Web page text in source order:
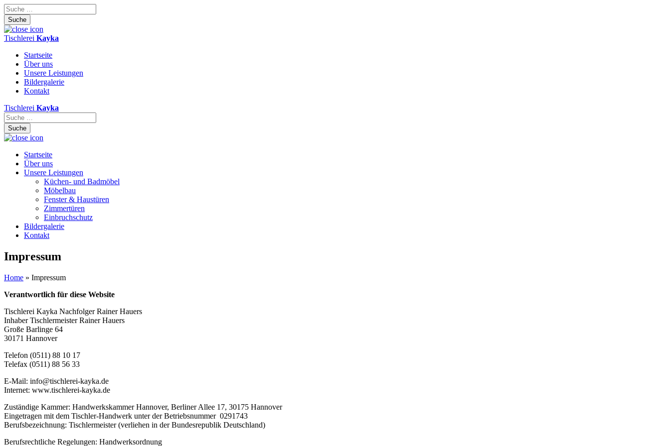
Skip
to
content
Tischlerei Kayka
Startseite
Über uns
Unsere Leistungen
Bildergalerie
Kontakt
Tischlerei Kayka
Startseite
Über uns
Unsere Leistungen
Küchen- und Badmöbel
Möbelbau
Fenster & Haustüren
Zimmertüren
Einbruchschutz
Bildergalerie
Kontakt
Impressum
Home » Impressum
Verantwortlich für diese Website
Tischlerei Kayka Nachfolger Rainer Hauers
Inhaber Tischlermeister Rainer Hauers
Große Barlinge 64
30171 Hannover
Telefon (0511) 88 10 17
Telefax (0511) 88 56 33
E-Mail: info@tischlerei-kayka.de
Internet: www.tischlerei-kayka.de
Zuständige Kammer: Handwerkskammer Hannover, Berliner Allee 17, 30175 Hannover
Eingetragen mit dem Tischler-Handwerk unter der Betriebsnummer 0291743
Berufsbezeichnung: Tischlermeister (verliehen in der Bundesrepublik Deutschland)
Berufsrechtliche Regelungen: Handwerksordnung